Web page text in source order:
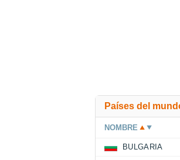
Países del
NOMBRE
BULGARIA